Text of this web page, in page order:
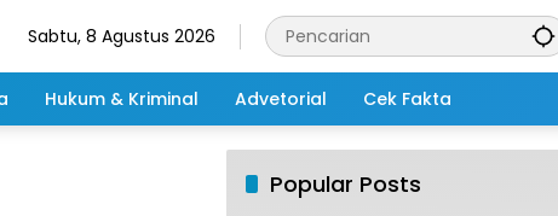
Sabtu, 8 Agustus 2026
Hukum & Kriminal Advetorial Cek Fakta
Popular Posts
Salah Infus, Sekujur Tubuh